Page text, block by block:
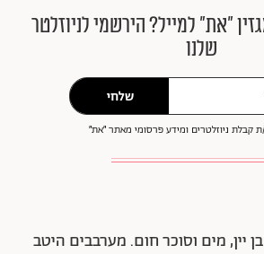
״את״ למייל? הירשמי לניוזלטר
שלנו
שלחי
קבלת ניוזלטרים ומידע פרסומי מאתר ״את״
יין, מים וסוכר חום. מערבבים היטב